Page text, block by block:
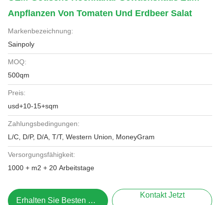
Anpflanzen Von Tomaten Und Erdbeer Salat
Markenbezeichnung:
Sainpoly
MOQ:
500qm
Preis:
usd+10-15+sqm
Zahlungsbedingungen:
L/C, D/P, D/A, T/T, Western Union, MoneyGram
Versorgungsfähigkeit:
1000 + m2 + 20 Arbeitstage
Erhalten Sie Besten Preis
Kontakt Jetzt